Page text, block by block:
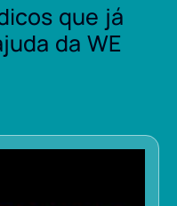
que já
da WE